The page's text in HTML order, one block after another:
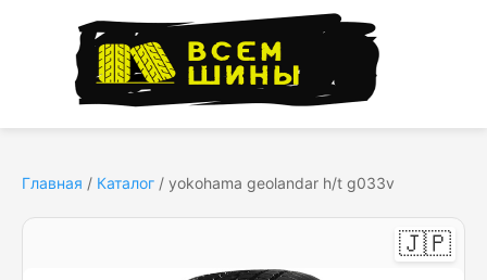
Главная / Каталог / yokohama geolandar h/t g033v
🇯🇵